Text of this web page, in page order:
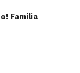
Família